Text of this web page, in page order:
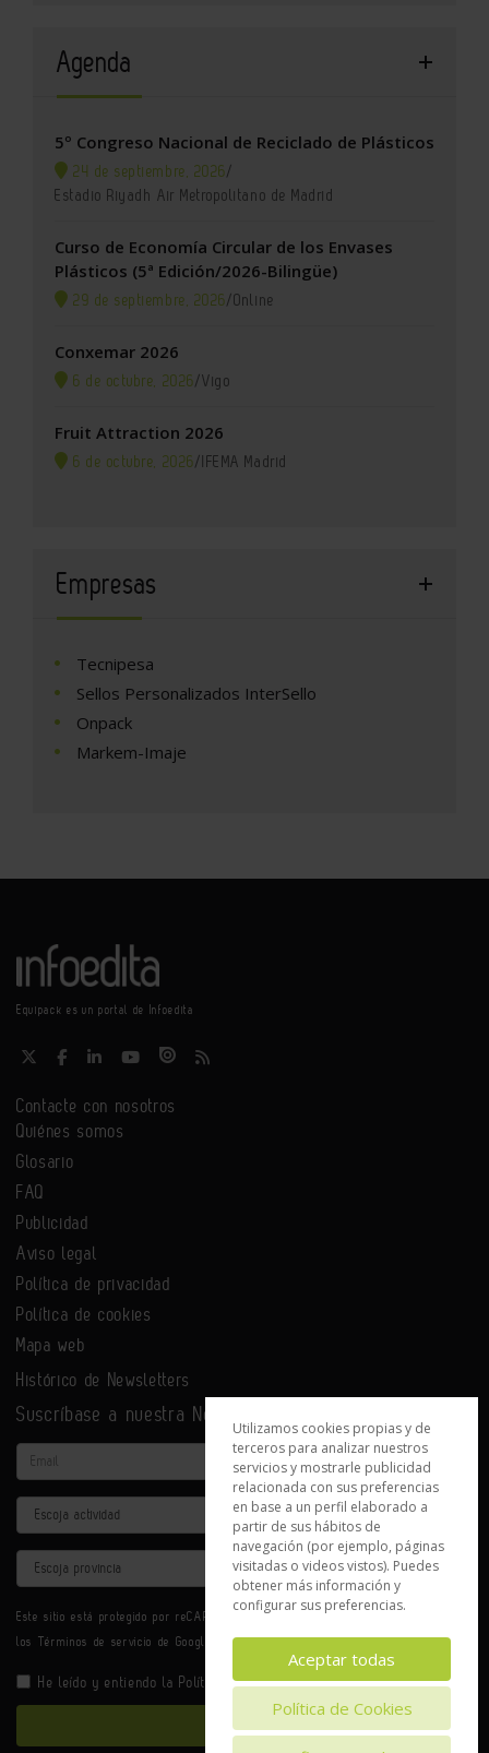
Agenda
5º Congreso Nacional de Reciclado de Plásticos
24 de septiembre, 2026/
Estadio Riyadh Air Metropolitano de Madrid
Curso de Economía Circular de los Envases
Plásticos (5ª Edición/2026-Bilingüe)
29 de septiembre, 2026/Online
Conxemar 2026
6 de octubre, 2026/Vigo
Fruit Attraction 2026
6 de octubre, 2026/ IFEMA Madrid
Empresas
Tecnipesa
Sellos Personalizados InterSello
Onpack
Markem-Imaje
Equipack es un portal de Infoedita
Contacte con nosotros
Quiénes somos
Glosario
FAQ
Publicidad
Aviso legal
Política de privacidad
Política de cookies
Mapa web
Histórico de Newsletters
Suscríbase a nuestra Newsletter
Email
Actividad
Provincia
Este sitio está protegido por reCAPTCHA y se aplican la
los Términos de servicio de Google.
He leído y entiendo la Política de Privacidad
Enviar
Utilizamos cookies propias y de
terceros para analizar nuestros
servicios y mostrarle publicidad
relacionada con sus preferencias
en base a un perfil elaborado a
partir de sus hábitos de
navegación (por ejemplo, páginas
visitadas o videos vistos). Puedes
obtener más información y
configurar sus preferencias.
Aceptar todas
Política de Cookies